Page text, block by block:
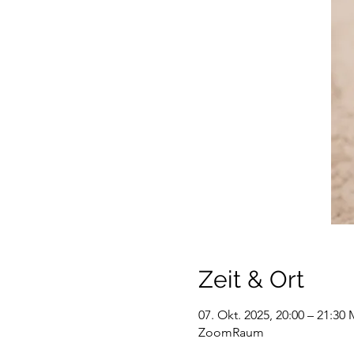
Zeit & Ort
07. Okt. 2025, 20:00 – 21:30
ZoomRaum